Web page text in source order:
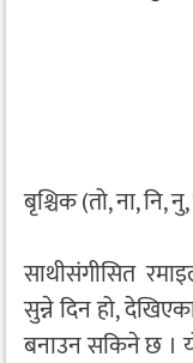
बृश्चिक (तो, ना, नि,
साथीसंगीसित
सुन्ने दिन हो,
बनाउन सकिने छ ।